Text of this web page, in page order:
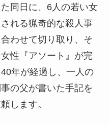
同日に、6人の若い女
れる猟奇的な殺人事
わせて切り取り、そ
性『アソート』が完
年が経過し、一人の
の父が書いた手記を
します。